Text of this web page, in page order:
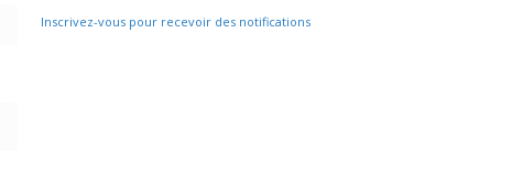
Inscrivez-vous pour recevoir des notifications